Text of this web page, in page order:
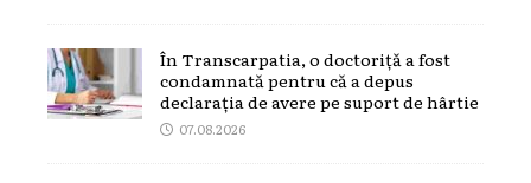
În Transcarpatia, o doctoriță a fost
condamnată pentru că a depus
declarația de avere pe suport de hârtie
07.08.2026